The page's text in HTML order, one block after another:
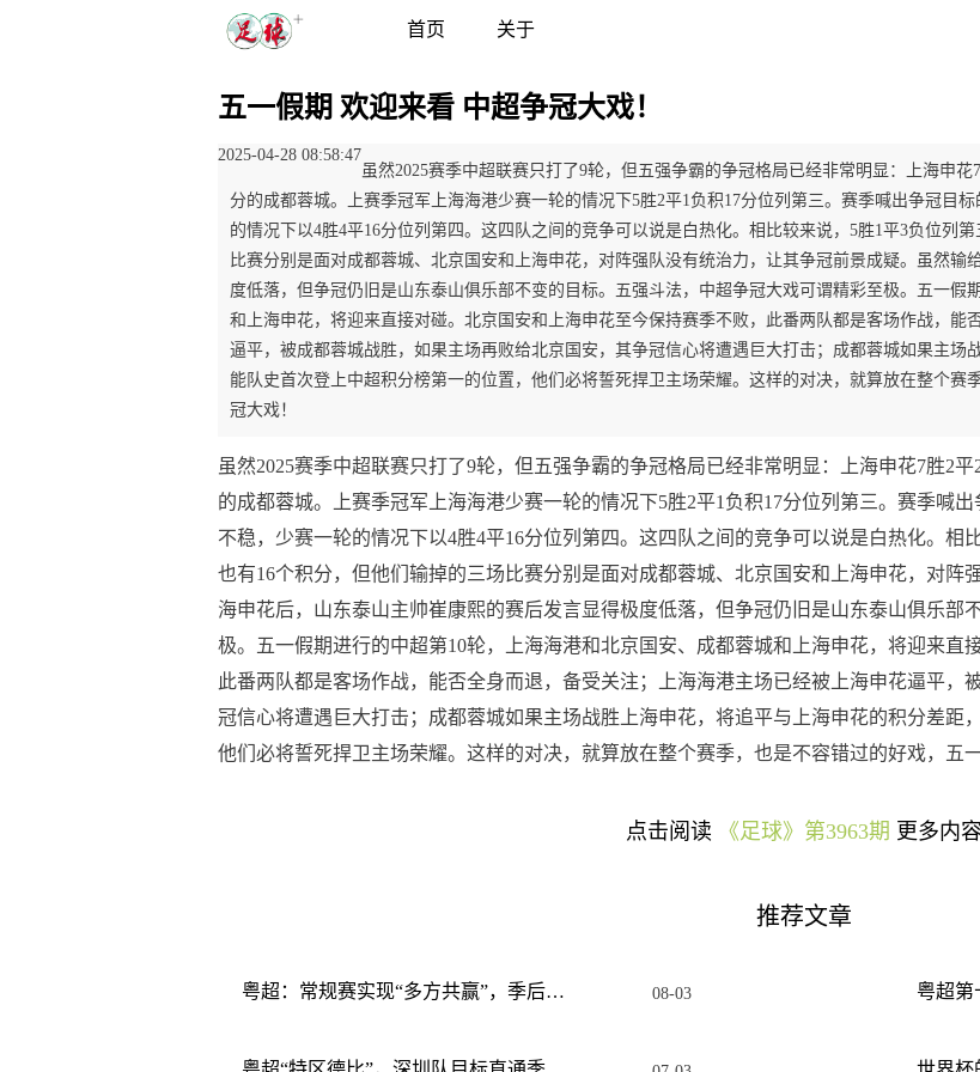
首页 关于
五一假期 欢迎来看 中超争冠大戏！
2025-04-28 08:58:47
虽然2025赛季中超联赛只打了9轮，但五强争霸的争冠格局已经非常明显：上海申
分的成都蓉城。上赛季冠军上海海港少赛一轮的情况下5胜2平1负积17分位列第三。赛季喊出争冠目
的情况下以4胜4平16分位列第四。这四队之间的竞争可以说是白热化。相比较来说，5胜1平3负位列
比赛分别是面对成都蓉城、北京国安和上海申花，对阵强队没有统治力，让其争冠前景成疑。虽然输
度低落，但争冠仍旧是山东泰山俱乐部不变的目标。五强斗法，中超争冠大戏可谓精彩至极。五一假
和上海申花，将迎来直接对碰。北京国安和上海申花至今保持赛季不败，此番两队都是客场作战，能
逼平，被成都蓉城战胜，如果主场再败给北京国安，其争冠信心将遭遇巨大打击；成都蓉城如果主场
能队史首次登上中超积分榜第一的位置，他们必将誓死捍卫主场荣耀。这样的对决，就算放在整个赛
冠大戏！
虽然2025赛季中超联赛只打了9轮，但五强争霸的争冠格局已经非常明显：上海申花7胜2
的成都蓉城。上赛季冠军上海海港少赛一轮的情况下5胜2平1负积17分位列第三。赛季喊
不稳，少赛一轮的情况下以4胜4平16分位列第四。这四队之间的竞争可以说是白热化。相
也有16个积分，但他们输掉的三场比赛分别是面对成都蓉城、北京国安和上海申花，对阵
海申花后，山东泰山主帅崔康熙的赛后发言显得极度低落，但争冠仍旧是山东泰山俱乐部
极。五一假期进行的中超第10轮，上海海港和北京国安、成都蓉城和上海申花，将迎来直
此番两队都是客场作战，能否全身而退，备受关注；上海海港主场已经被上海申花逼平，
冠信心将遭遇巨大打击；成都蓉城如果主场战胜上海申花，将追平与上海申花的积分差距
他们必将誓死捍卫主场荣耀。这样的对决，就算放在整个赛季，也是不容错过的好戏，五
点击阅读 《足球》第3963期 更多内容
推荐文章
粤超：常规赛实现“多方共赢”，季后赛还要“做优增量”！ 08-03